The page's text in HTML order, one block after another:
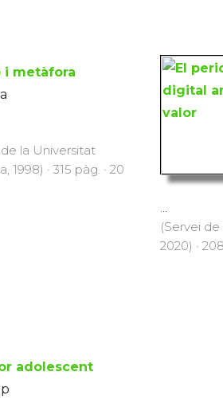
i metàfora
la Universitat
· 315 pàg. · 20
(Servei
2020) ·
adolescent